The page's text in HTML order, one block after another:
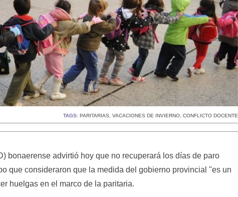
TAGS:PARITARIAS ,VACACIONES DE INVIERNO ,CONFLICTO DOCENTE
bonaerense advirtió hoy que no recuperará los días de paro
que consideraron que la medida del gobierno provincial "es un
huelgas en el marco de la paritaria.